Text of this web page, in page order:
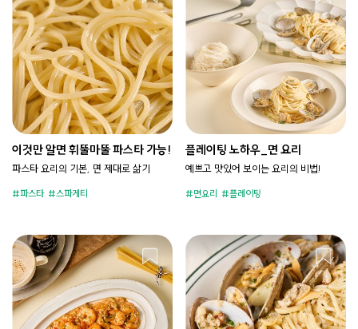
이것만 알면 휘뚤마뚤 파스타 가능!​
파스타 요리의 기본, 면 제대로 삶기
파스타 스파게티
플레이팅 노하우_면 요리
예쁘고 맛있어 보이는 요리의 비법!
면요리 플레이팅